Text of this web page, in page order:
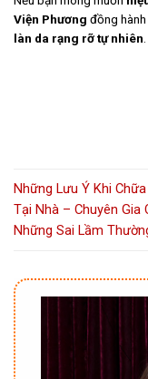
Viện Phương đồng
làn da rạng rỡ tự nhiên
Những Lưu Ý Khi
Tại Nhà – Chuyên Gia
Những Sai Lầm